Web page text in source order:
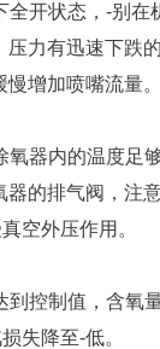
全开状态，-别在
压力有迅速下跌
增加喷嘴流量。
氧器内的温度足
器的排气阀，注
空外压作用。
到控制值，含氧
失降至-低。